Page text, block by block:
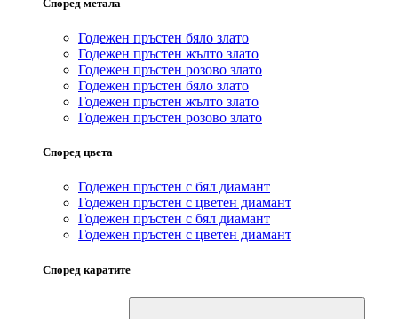
Според метала
Годежен пръстен бяло злато
Годежен пръстен жълто злато
Годежен пръстен розово злато
Годежен пръстен бяло злато
Годежен пръстен жълто злато
Годежен пръстен розово злато
Според цвета
Годежен пръстен с бял диамант
Годежен пръстен с цветен диамант
Годежен пръстен с бял диамант
Годежен пръстен с цветен диамант
Според каратите